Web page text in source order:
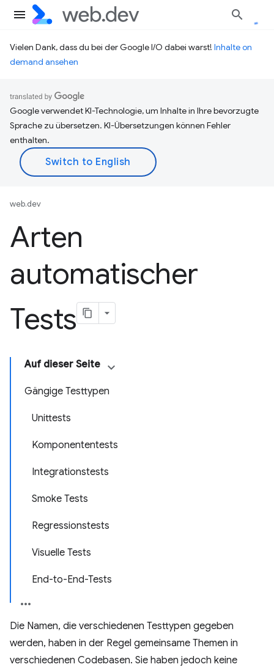
Vielen Dank, dass du bei der Google I/O dabei warst! Inhalte on
demand ansehen
Google verwendet KI-Technologie, um Inhalte in Ihre bevorzugte
Sprache zu übersetzen. KI-Übersetzungen können Fehler
enthalten.
web.dev
Arten
automatischer
Tests
Auf dieser Seite
Gängige Testtypen
Unittests
Komponententests
Integrationstests
Smoke Tests
Regressionstests
Visuelle Tests
End-to-End-Tests
Die Namen, die verschiedenen Testtypen gegeben
werden, haben in der Regel gemeinsame Themen in
verschiedenen Codebasen. Sie haben jedoch keine